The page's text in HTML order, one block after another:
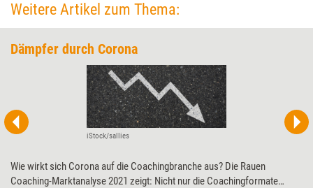
Weitere Artikel zum Thema:
Dämpfer durch Corona
iStock/sallies
Wie wirkt sich Corona auf die Coachingbranche aus? Die Rauen
Coaching-Marktanalyse 2021 zeigt: Nicht nur die Coachingformate